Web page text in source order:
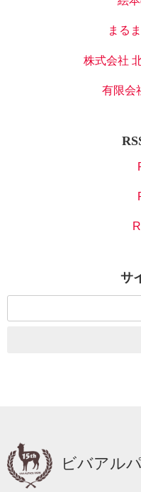
まる
株式会社
有限会
サ
ビバアル